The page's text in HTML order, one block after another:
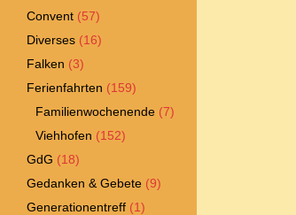
Convent (57)
Diverses (16)
Falken (3)
Ferienfahrten (159)
Familienwochenende (7)
Viehhofen (152)
GdG (18)
Gedanken & Gebete (9)
Generationentreff (1)